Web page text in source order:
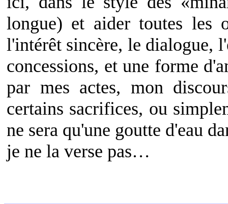
longue) et aider toutes les
l'intérêt sincère, le dialogue,
concessions, et une forme
par mes actes, mon
certains sacrifices, ou
ne sera qu'une goutte d'eau
je ne la verse pas…